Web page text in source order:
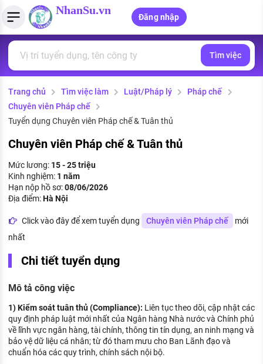
NhanSu.vn
Đăng nhập
Tìm việc làm
Việc làm ngành luật
Việc làm lương cao
Việc làm tốt nhất
CÔNG TY
Danh sách nhà tuyển dụng
Nhà tuyển dụng hàng đầu
Quản lý CV
Tải CV lên
Tạo CV trực tuyến
MẪU CV THEO STYLE
Mẫu CV đơn giản
Tính lương Gross - Net
Tính thuế thu nhập cá nhân
Tính trợ cấp thất nghiệp
PHÁP LUẬT VIỆT NAM
Văn bản pháp luật
Chính sách mới
PHÁP LUẬT LAO ĐỘNG
Lao động và tiền lương
Bảo hiểm và phúc lợi
Thuế thu nhập
Hồ sơ biểu mẫu
Tử vi nghề nghiệp
Kỹ năng nghề nghiệp
HƯỚNG NGHIỆP VIỆC LÀM
Đặc trưng từng nghề
Tìm việc
Trang chủ Tìm việc làm Luật/Pháp lý
Pháp chế
Chuyên viên Pháp chế
Tuyển dụng Chuyên viên Pháp chế & Tuân thủ
Chuyên viên Pháp chế & Tuân thủ
Mức lương: 15 - 25 triệu
Kinh nghiệm: 1 năm
Hạn nộp hồ sơ:08/06/2026
Địa điểm:Hà Nội
Click vào đây để xem tuyển dụng Chuyên viên Pháp chế
mới
nhất
Chi tiết tuyển dụng
Mô tả công việc
1) Kiểm soát tuân thủ (Compliance): Liên tục theo dõi, cập nhật các
quy định pháp luật mới nhất của Ngân hàng Nhà nước và Chính phủ
về lĩnh vực ngân hàng, tài chính, thông tin tín dụng, an ninh mạng và
bảo vệ dữ liệu cá nhân; từ đó tham mưu cho Ban Lãnh đạo và
chuẩn hóa các quy trình, chính sách nội bộ.